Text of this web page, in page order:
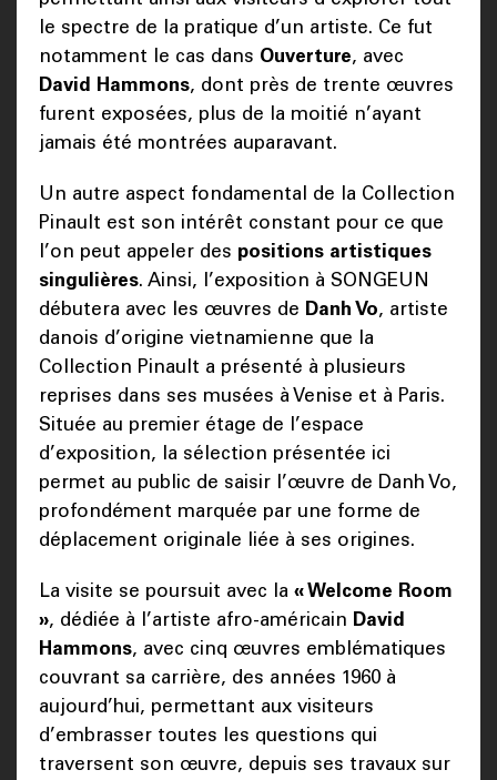
le spectre de la pratique d’un artiste. Ce fut
notamment le cas dans Ouverture, avec
David Hammons, dont près de trente œuvres
furent exposées, plus de la moitié n’ayant
jamais été montrées auparavant.
Un autre aspect fondamental de la Collection
Pinault est son intérêt constant pour ce que
l’on peut appeler des positions artistiques
singulières. Ainsi, l’exposition à SONGEUN
débutera avec les œuvres de Danh Vo, artiste
danois d’origine vietnamienne que la
Collection Pinault a présenté à plusieurs
reprises dans ses musées à Venise et à Paris.
Située au premier étage de l’espace
d’exposition, la sélection présentée ici
permet au public de saisir l’œuvre de Danh Vo,
profondément marquée par une forme de
déplacement originale liée à ses origines.
La visite se poursuit avec la « Welcome Room
», dédiée à l’artiste afro-américain David
Hammons, avec cinq œuvres emblématiques
couvrant sa carrière, des années 1960 à
aujourd’hui, permettant aux visiteurs
d’embrasser toutes les questions qui
traversent son œuvre, depuis ses travaux sur